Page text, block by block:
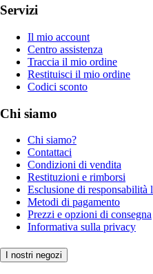
Servizi
Il mio account
Centro assistenza
Traccia il mio ordine
Restituisci il mio ordine
Codici sconto
Chi siamo
Chi siamo?
Contattaci
Condizioni di vendita
Restituzioni e rimborsi
Esclusione di responsabilità
Metodi di pagamento
Prezzi e opzioni di consegna
Informativa sulla privacy
I nostri negozi